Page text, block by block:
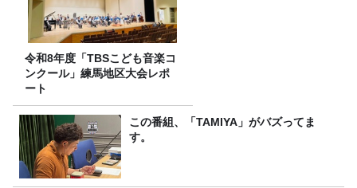
令和8年度「TBSこども音楽コ
ンクール」練馬地区大会レポ
ート
この番組、「TAMIYA」がバズってま
す。